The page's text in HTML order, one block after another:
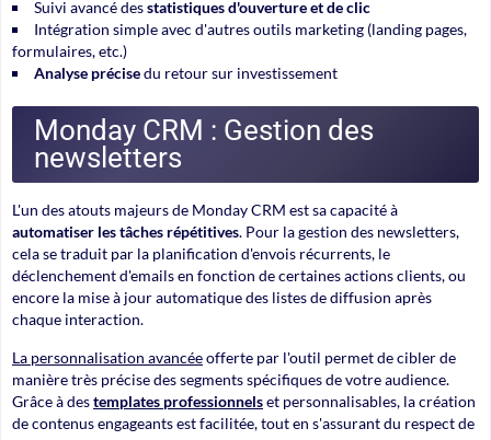
Suivi avancé desstatistiques d'ouverture et de clic
Intégration simple avec d'autres outils marketing (landing pages,
formulaires, etc.)
Analyse précisedu retour sur investissement
Monday CRM : Gestion des
newsletters
L'un des atouts majeurs de Monday CRM est sa capacité à
automatiser les tâches répétitives. Pour la gestion des newsletters,
cela se traduit par la planification d'envois récurrents, le
déclenchement d'emails en fonction de certaines actions clients, ou
encore la mise à jour automatique des listes de diffusion après
chaque interaction.
La personnalisation avancéeofferte par l'outil permet de cibler de
manière très précise des segments spécifiques de votre audience.
Grâce à destemplates professionnelset personnalisables, la création
de contenus engageants est facilitée, tout en s'assurant du respect de